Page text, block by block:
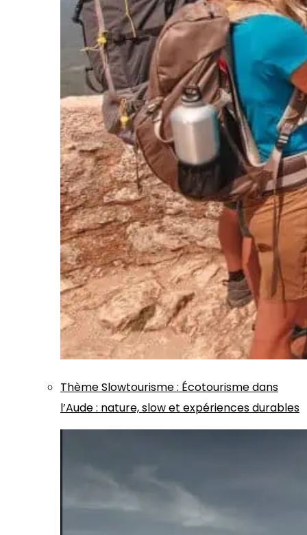
ThèmeSlowtourisme: Écotourisme dans
l’Aude : nature, slow et expériences durables